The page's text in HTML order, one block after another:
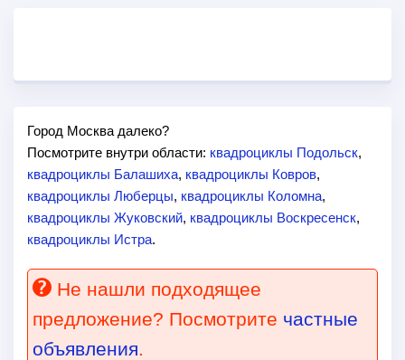
Город Москва далеко?
Посмотрите внутри области: квадроциклы Подольск,
квадроциклы Балашиха, квадроциклы Ковров,
квадроциклы Люберцы, квадроциклы Коломна,
квадроциклы Жуковский, квадроциклы Воскресенск,
квадроциклы Истра.
Не нашли подходящее
предложение? Посмотрите частные
объявления.